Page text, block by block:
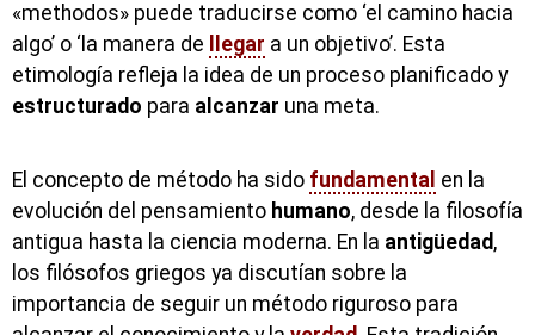
«methodos» puede traducirse como ‘el camino hacia
algo’ o ‘la manera de
llegar a un objetivo’. Esta
etimología refleja la idea de un proceso planificado y
estructurado para alcanzar una meta.
El concepto de método ha sido fundamental en la
evolución del pensamiento humano, desde la filosofía
antigua hasta la ciencia moderna. En la antigüedad ,
los filósofos griegos ya discutían sobre la
importancia de seguir un método riguroso para